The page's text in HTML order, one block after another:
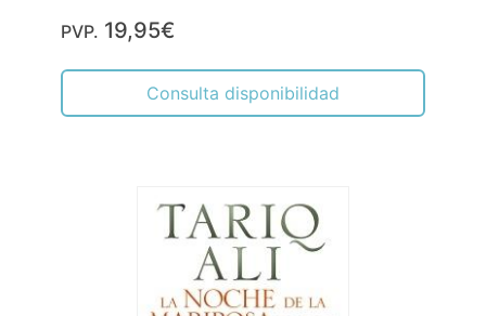
PVP. 19,95€
Consulta disponibilidad